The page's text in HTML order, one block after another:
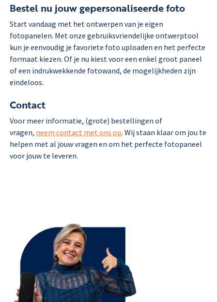
Bestel nu jouw gepersonaliseerde foto
Start vandaag met het ontwerpen van je eigen
fotopanelen. Met onze gebruiksvriendelijke ontwerptool
kun je eenvoudig je favoriete foto uploaden en het perfecte
formaat kiezen. Of je nu kiest voor een enkel groot paneel
of een indrukwekkende fotowand, de mogelijkheden zijn
eindeloos.
Contact
Voor meer informatie, (grote) bestellingen of
vragen, neem contact met ons op. Wij staan klaar om jou te
helpen met al jouw vragen en om het perfecte fotopaneel
voor jouw te leveren.